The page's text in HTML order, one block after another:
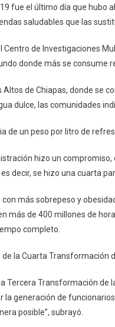
fue el último día que hubo
saludables que las
de Investigaciones
donde más se consume
Altos de Chiapas, donde se
dulce, las comunidades
de un peso por litro de
hizo un
decir, se hizo una cuarta
más sobrepeso y
más de 400 millones de
completo.
la Cuarta Transformación
Tercera Transformación de
generación de
posible”, subrayó.